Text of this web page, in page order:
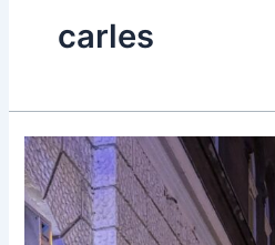
carles